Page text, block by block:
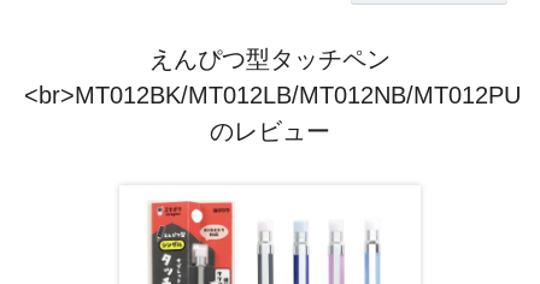
えんぴつ型タッチペン
<br>MT012BK/MT012LB/MT012NB/MT012PU
のレビュー